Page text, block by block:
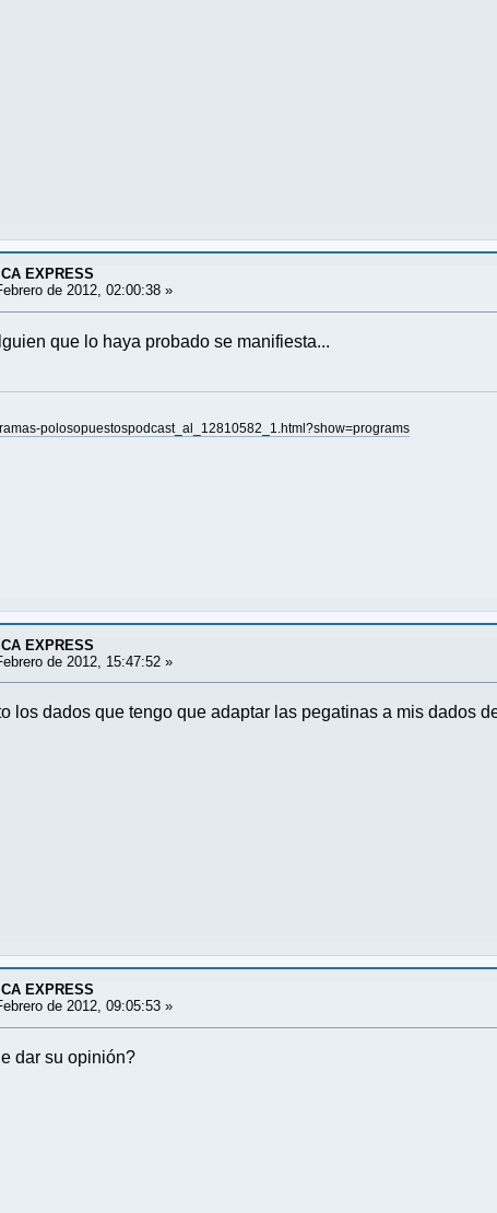
EXPRESS
de 2012, 02:00:38 »
que lo haya probado se manifiesta...
polosopuestospodcast_al_12810582_1.html?show=programs
EXPRESS
de 2012, 15:47:52 »
los dados que tengo que adaptar las pegatinas a mis dados
EXPRESS
de 2012, 09:05:53 »
dar su opinión?